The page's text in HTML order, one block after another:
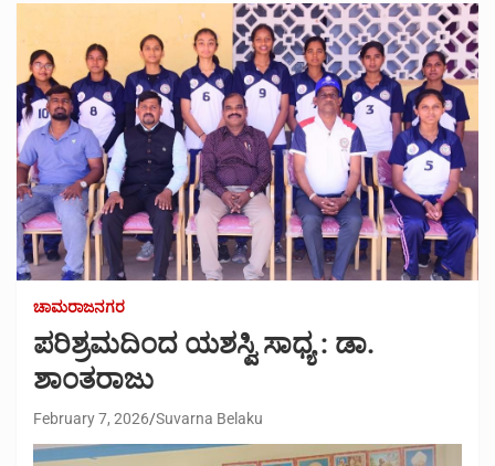
ಚಾಮರಾಜನಗರ
ಪರಿಶ್ರಮದಿಂದ ಯಶಸ್ವಿ ಸಾಧ್ಯ : ಡಾ.
ಶಾಂತರಾಜು
February 7, 2026 Suvarna Belaku